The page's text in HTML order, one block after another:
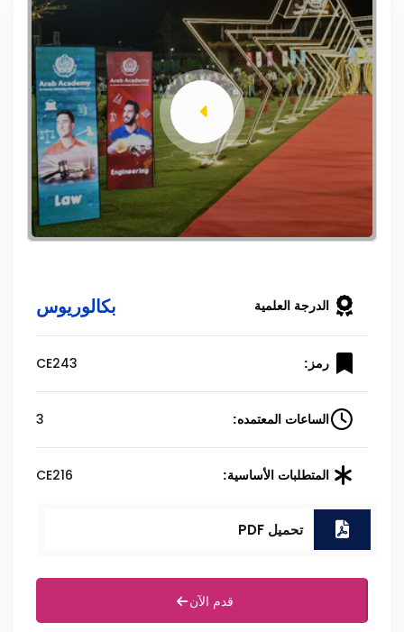
الدرجة العلمية بكالوريوس
رمز: CE243
الساعات المعتمده: 3
المتطلبات الأساسية: CE216
تحميل PDF
قدم الآن